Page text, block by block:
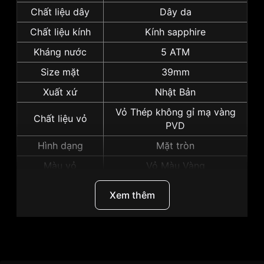
Chất liệu dây
Dây da
Chất liệu kính
Kính sapphire
Kháng nước
5 ATM
Size mặt
39mm
Xuất xứ
Nhật Bản
Chất liệu vỏ
Vỏ Thép không gỉ mạ vàng
PVD
Hình dạng
Mặt tròn
Màu vỏ
Vỏ Màu Vàng
Sang trọng
Lịch ngày, Giờ, Phút, Giây
Xem thêm